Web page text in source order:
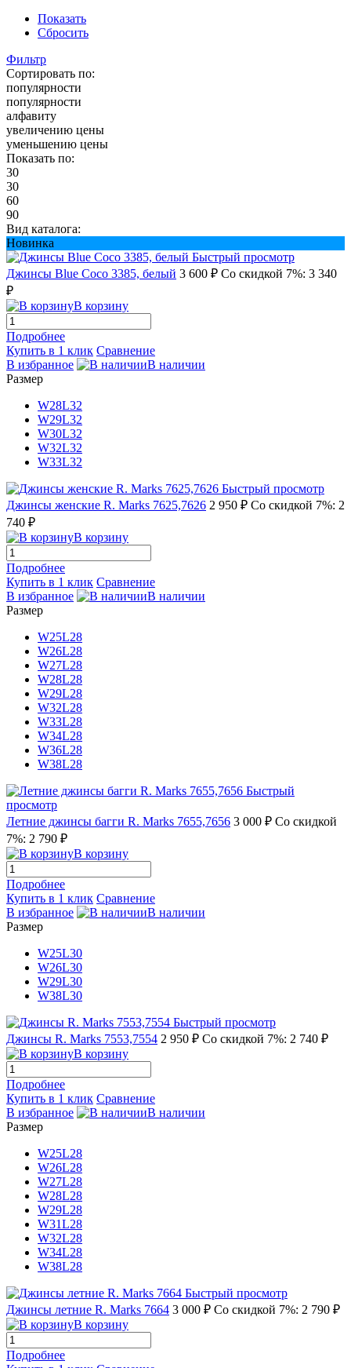
Показать
Сбросить
Фильтр
Сортировать по:
популярности
популярности
алфавиту
увеличению цены
уменьшению цены
Показать по:
30
30
60
90
Вид каталога:
Новинка
Быстрый просмотр
Джинсы Blue Coco 3385, белый 3 600 ₽ Со скидкой 7%: 3 340
₽
В корзину
Подробнее
Купить в 1 клик Сравнение
В избранное
В наличии
Размер
W28L32
W29L32
W30L32
W32L32
W33L32
Быстрый просмотр
Джинсы женские R. Marks 7625,7626 2 950 ₽ Со скидкой 7%: 2
740 ₽
В корзину
Подробнее
Купить в 1 клик Сравнение
В избранное
В наличии
Размер
W25L28
W26L28
W27L28
W28L28
W29L28
W32L28
W33L28
W34L28
W36L28
W38L28
Быстрый
просмотр
Летние джинсы багги R. Marks 7655,7656 3 000 ₽ Со скидкой
7%: 2 790 ₽
В корзину
Подробнее
Купить в 1 клик Сравнение
В избранное
В наличии
Размер
W25L30
W26L30
W29L30
W38L30
Быстрый просмотр
Джинсы R. Marks 7553,7554 2 950 ₽ Со скидкой 7%: 2 740 ₽
В корзину
Подробнее
Купить в 1 клик Сравнение
В избранное
В наличии
Размер
W25L28
W26L28
W27L28
W28L28
W29L28
W31L28
W32L28
W34L28
W38L28
Быстрый просмотр
Джинсы летние R. Marks 7664 3 000 ₽ Со скидкой 7%: 2 790 ₽
В корзину
Подробнее